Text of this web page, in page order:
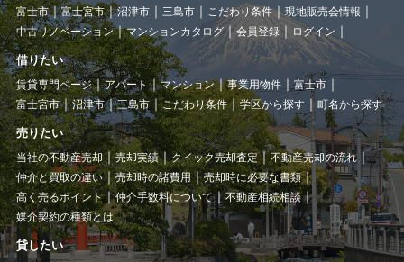
富士市
富士宮市 沼津市 三島市 こだわり条件
現地販売会情報
中古リノベーション
マンションカタログ 会員登録 ログイン
借りたい
賃貸専門ページ アパート マンション 事業用物件
富士市
富士宮市
沼津市 三島市 こだわり条件 学区から探す 町名から探す
売りたい
当社の不動産売却 売却実績 クイック売却査定
不動産売却の流れ
仲介と買取の違い
売却時の諸費用
売却時に必要な書類
高く売るポイント
仲介手数料について
不動産相続相談
媒介契約の種類とは
貸したい